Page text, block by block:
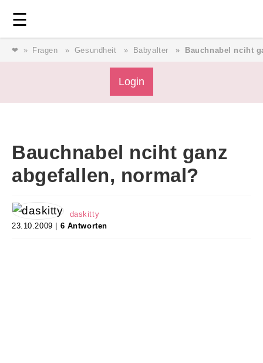
☰
❤ Fragen Gesundheit Babyalter Bauchnabel nciht
Login
Bauchnabel nciht ganz
abgefallen, normal?
daskitty
23.10.2009 | 6 Antworten
Forum
Service